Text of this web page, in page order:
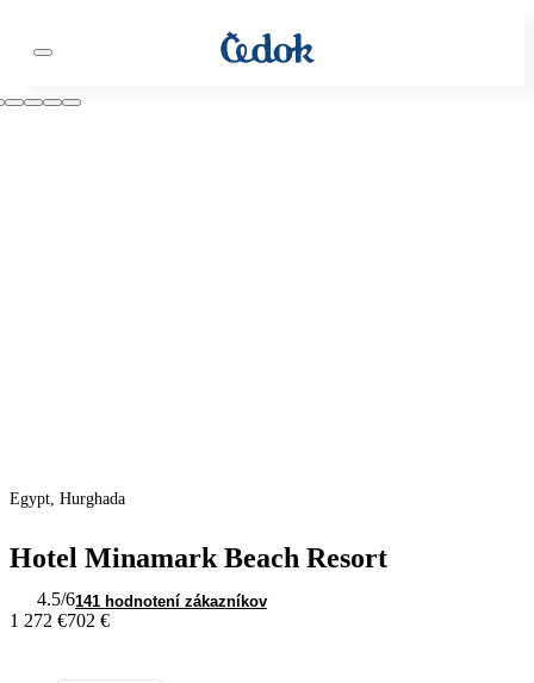
Egypt, Hurghada
Hotel Minamark Beach Resort
4.5/6141 hodnotení zákazníkov
1 272 €702 €